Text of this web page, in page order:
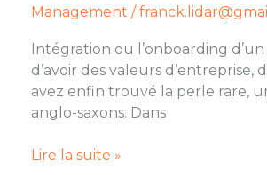
Management /
Intégration ou l’onboarding
d’avoir des valeurs
avez enfin trouvé la perle rare,
anglo-saxons. Dans
faire
baisser
votre
turn-
over
Lire la suite »